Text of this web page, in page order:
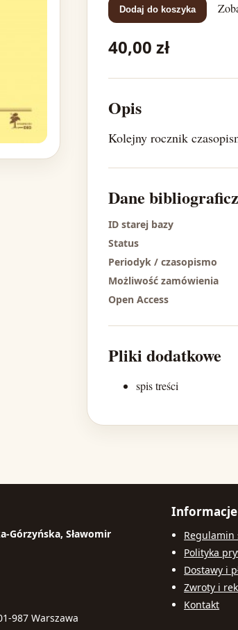
Dodaj do koszyka
40,00 zł
Opis
Kolejny rocznik
Dane
ID starej bazy
Status
Periodyk / czasopismo
Możliwość zamówienia
Open Access
Pliki dodatkowe
spis treści
Górzyńska, Sławomir
987 Warszawa
Regulamin
Polityka
Dostawy i
Zwroty i
Kontakt